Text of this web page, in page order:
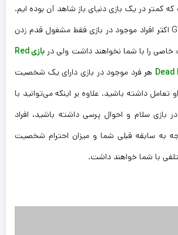
کمتر در یک بازی دنیای باز شاهد آن بوده ایم.
به طور مثال در GTA V اکثر افراد موجود در بازی فقط مشغول قدم زدن
را با شما نخواهند داشت ولی در
بازی Red
هر فرد موجود در بازی دارای یک شخصیت
تعامل داشته باشید. علاوه بر اینکه می‌توانید با
بازی سلام و احوال پرسی داشته باشید، افراد
به سابقه قبلی شما و میزان احترام شخصیت
با شما خواهند داشت.